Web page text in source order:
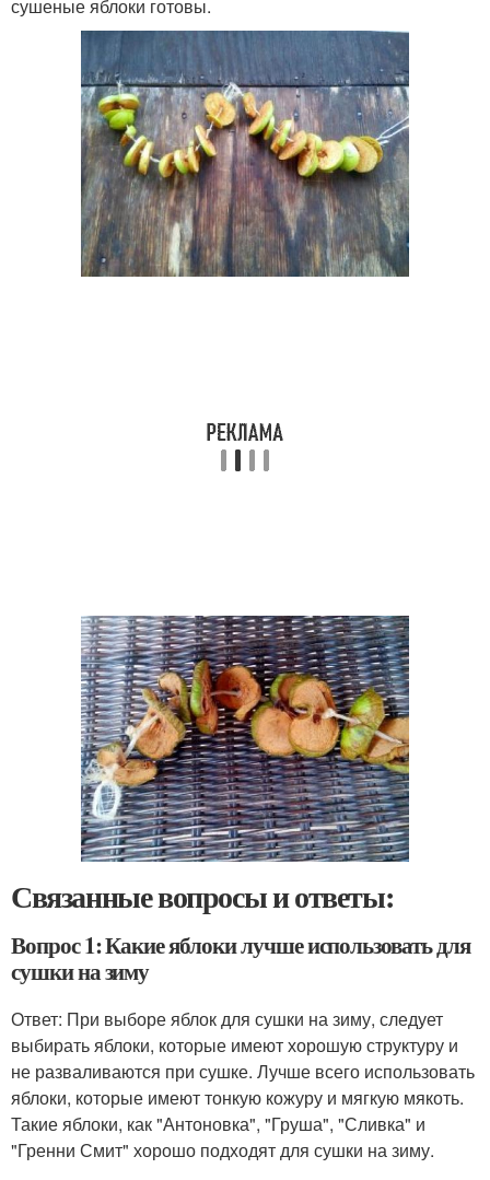
сушеные яблоки готовы.
Связанные вопросы и ответы:
Вопрос 1: Какие яблоки лучше использовать для
сушки на зиму
Ответ: При выборе яблок для сушки на зиму, следует
выбирать яблоки, которые имеют хорошую структуру и
не разваливаются при сушке. Лучше всего использовать
яблоки, которые имеют тонкую кожуру и мягкую мякоть.
Такие яблоки, как "Антоновка", "Груша", "Сливка" и
"Гренни Смит" хорошо подходят для сушки на зиму.